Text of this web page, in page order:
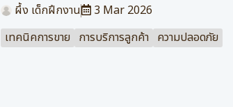
ผึ้ง เด็กฝึกงาน
3 Mar 2026
เทคนิคการขาย การบริการลูกค้า ความปลอดภัย